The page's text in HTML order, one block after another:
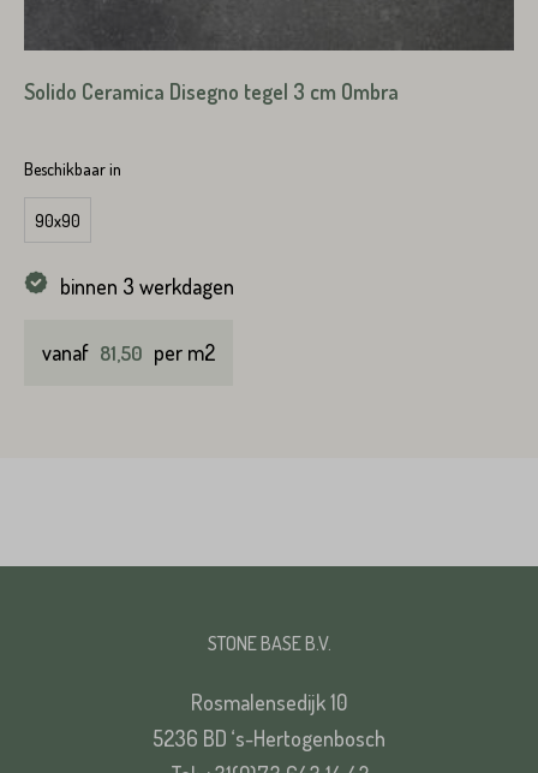
Solido Ceramica Disegno tegel 3 cm Ombra
Beschikbaar in
90x90
binnen 3 werkdagen
vanaf 81,50 per m2
STONE BASE B.V.
Rosmalensedijk 10
5236 BD ‘s-Hertogenbosch